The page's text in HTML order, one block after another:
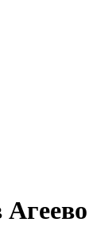
Агеево